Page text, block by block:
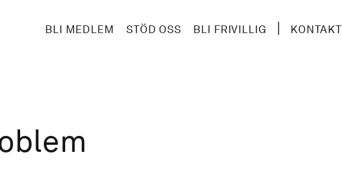
BLI MEDLEM STÖD OSS BLI FRIVILLIG KONTAKT